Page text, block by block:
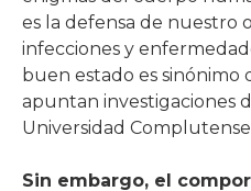
es la defensa de nuestro
infecciones y
buen estado es sinónimo
apuntan investigaciones
Universidad
Sin embargo, el